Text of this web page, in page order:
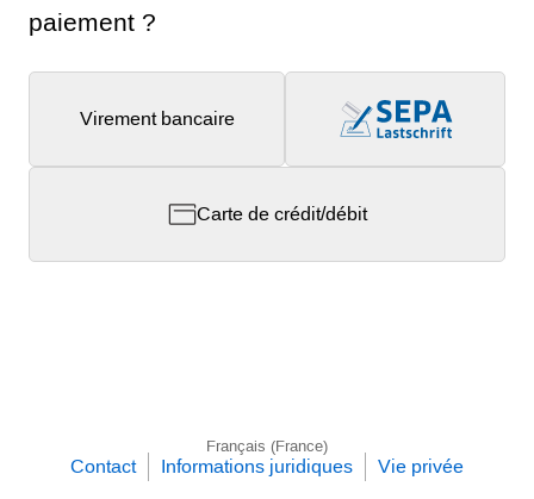
paiement ?
Virement bancaire
Carte de crédit/débit
Français (France)
Contact Informations juridiques Vie privée